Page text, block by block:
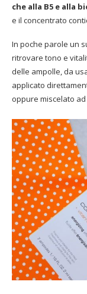
che alla B5 e alla
e il concentrato
In poche parole un
ritrovare tono e
delle ampolle, da
applicato
oppure miscelato